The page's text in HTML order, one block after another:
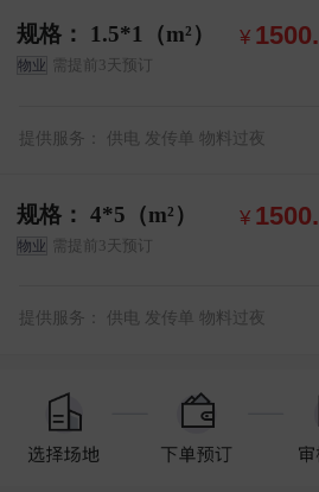
规格： 1.5*1（m²）
物业 需提前3天预订
¥ 1500.
提供服务： 供电 发传单 物料过夜
规格： 4*5（m²）
物业 需提前3天预订
¥ 1500.
提供服务： 供电 发传单 物料过夜